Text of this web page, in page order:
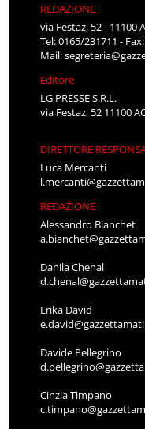
REDAZIONE
via Festaz, 52 - 11100
Tel: 0165/231711 -
Mail:
Editore
LG PRESSE S.R.L.
via Festaz, 52 11100
DIRETTORE
Luca Mercanti
REDAZIONE
Alessandro Bianchet
Danila Chenal
Erika David
Davide Pellegrino
Cinzia Timpano